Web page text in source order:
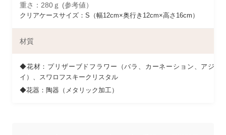
重さ：280ｇ (参考値）
クリアケースサイズ：S（幅12cm×奥行き12cm×高さ16cm）
材質
◆花材：プリザーブドフラワー（バラ、カーネーション、アジサ
イ）、スワロフスキークリスタル
◆花器：陶器（メタリック加工）